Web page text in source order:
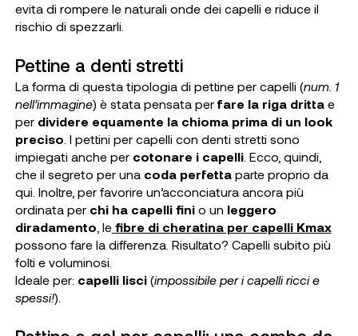
evita di rompere le naturali onde dei capelli e riduce il
rischio di spezzarli.
Pettine a denti stretti
La forma di questa tipologia di pettine per capelli (num. 1
nell’immagine) è stata pensata per fare la riga drittae
per dividere equamente la chioma prima di un look
preciso . I pettini per capelli con denti stretti sono
impiegati anche per cotonare i capelli. Ecco, quindi,
che il segreto per una coda perfettaparte proprio da
qui. Inoltre, per favorire un’acconciatura ancora più
ordinata per chi ha capelli finio un leggero
diradamento , le fibre di cheratina per capelli Kmax
possono fare la differenza. Risultato? Capelli subito più
folti e voluminosi.
Ideale per: capelli lisci(impossibile per i capelli ricci e
spessi!).